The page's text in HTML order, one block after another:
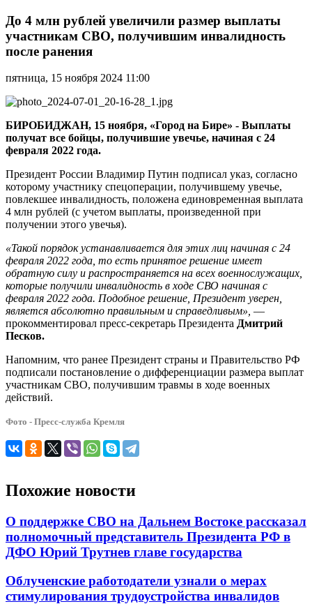
4
рублей
увеличили
выплаты
СВО,
инвалидность
после
ранения
До 4 млн рублей увеличили размер выплаты
участникам СВО, получившим инвалидность
после ранения
пятница, 15 ноября 2024 11:00
БИРОБИДЖАН, 15 ноября, «Город на Бире» - Выплаты
получат все бойцы, получившие увечье, начиная с 24
февраля 2022 года.
Президент России Владимир Путин подписал указ, согласно
которому участнику спецоперации, получившему увечье,
повлекшее инвалидность, положена единовременная выплата
4 млн рублей (с учетом выплаты, произведенной при
получении этого увечья).
«Такой порядок устанавливается для этих лиц начиная с 24
февраля 2022 года, то есть принятое решение имеет
обратную силу и распространяется на всех военнослужащих,
которые получили инвалидность в ходе СВО начиная с
февраля 2022 года. Подобное решение, Президент уверен,
является абсолютно правильным и справедливым», —
прокомментировал пресс-секретарь Президента Дмитрий
Песков.
Напомним, что ранее Президент страны и Правительство РФ
подписали постановление о дифференциации размера выплат
участникам СВО, получившим травмы в ходе военных
действий.
Фото - Пресс-служба Кремля
Похожие новости
О поддержке СВО на Дальнем Востоке рассказал
полномочный представитель Президента РФ в
ДФО Юрий Трутнев главе государства
Облученские работодатели узнали о мерах
стимулирования трудоустройства инвалидов